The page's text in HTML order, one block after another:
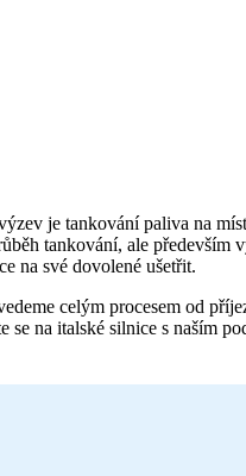
je tankování paliva na
tankování, ale především
na své dovolené ušetřit.
celým procesem od
na italské silnice s naším